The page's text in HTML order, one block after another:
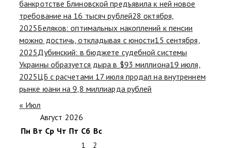
банкротстве Блиновской предъявила к ней новое
требование на 16 тысяч рублей28 октября,
2025Беляков: оптимальных накоплений к пенсии
можно достичь, откладывая с юности15 сентября,
2025 Дубинский: в бюджете судебной системы
Украины образуется дыра в $93 миллиона19 июля,
2025ЦБ с расчетами 17 июля продал на внутреннем
рынке юани на 9,8 миллиарда рублей
« Июл
Август 2026
Пн Вт Ср Чт Пт Сб Вс
1
2